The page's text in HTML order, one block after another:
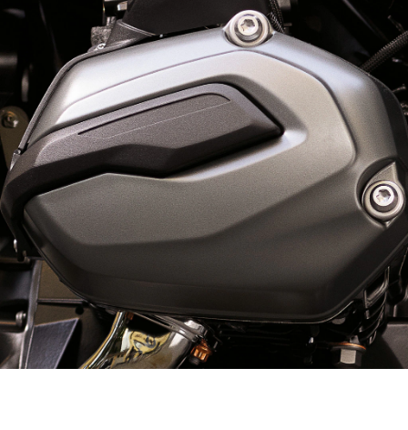
octanos y, independientemente del combustible
usado, se dispone del potencial de par.
El uso de un sistema de turbulencia (suministro
de aire a través de un bypass) garantiza una
combustión óptima, eliminando la necesidad de
una ignición dual compleja. El diseño del cigüeñal
también se ha revisado completamente. Para
reducir el efecto de resistencia, el diámetro del
cojinete principal se ha reducido y ha pasado de
los 60 mm anteriores a los 55 milímetros actuales.
Además, a pesar de haber aumentado su
diámetro de 48 a 50 milímetros, las bielas del
cigüeñal son más delgadas, así como los cojinetes
principales y los cojinetes guía. Esto lo hace más
ligero y compacto, pero todavía más rígido.